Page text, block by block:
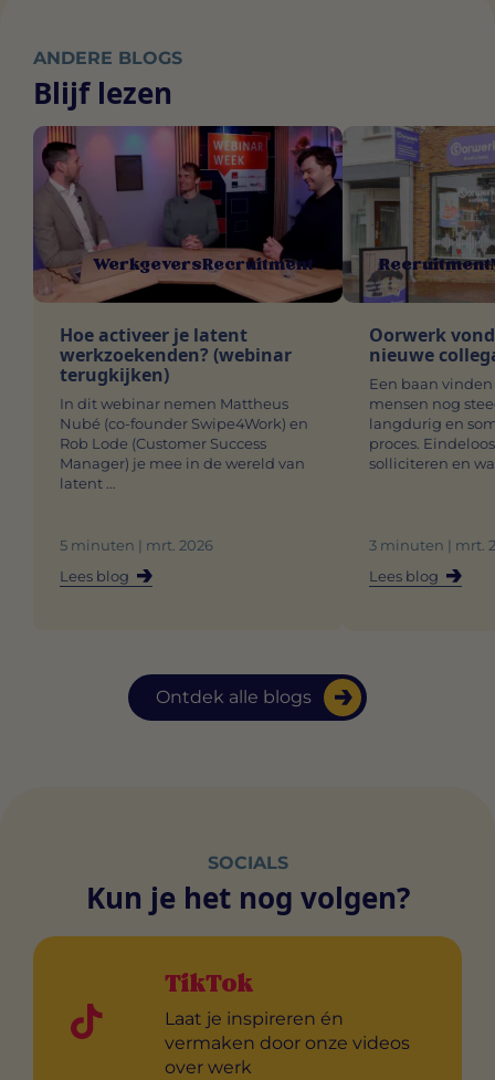
ANDERE BLOGS
Blijf lezen
Ontdek alle blogs
WerkgeversRecruitment
Hoe activeer je latent
werkzoekenden? (webinar
terugkijken)
In dit webinar nemen Mattheus
Nubé (co-founder Swipe4Work) en
Rob Lode (Customer Success
Manager) je mee in de wereld van
latent …
5 minuten | mrt. 2026
Lees blog
Recruitment
Oorwerk
nieuwe
Een baan
mensen nog
langdurig en
proces.
solliciteren en
3 minuten | mrt.
Lees blog
SOCIALS
Kun je het nog volgen?
TikTok
Laat je inspireren én
vermaken door onze videos
over werk